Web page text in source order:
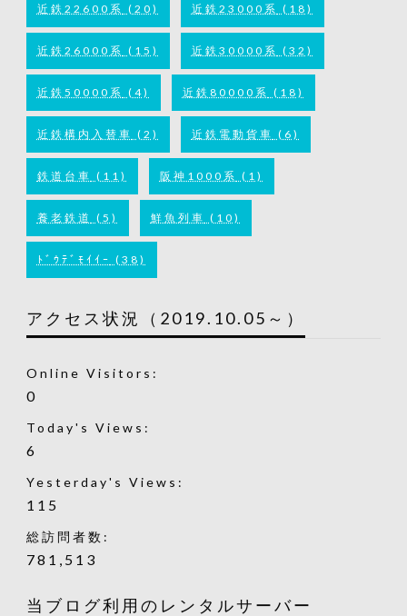
近鉄22600系 (20) 近鉄23000系 (18)
近鉄26000系 (15) 近鉄30000系 (32)
近鉄50000系 (4) 近鉄80000系 (18)
近鉄構内入替車 (2) 近鉄電動貨車 (6)
鉄道台車 (11) 阪神1000系 (1)
養老鉄道 (5) 鮮魚列車 (10)
ﾄﾞｳﾃﾞﾓｲｲｰ (38)
アクセス状況（2019.10.05～）
Online Visitors:
0
Today's Views:
6
Yesterday's Views:
115
総訪問者数:
781,513
当ブログ利用のレンタルサーバー